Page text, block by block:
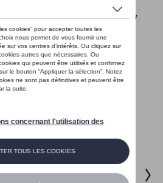
seuil de porte,